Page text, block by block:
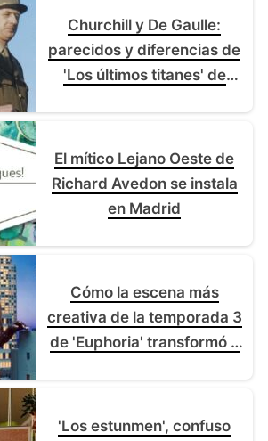
Churchill y De Gaulle:
parecidos y diferencias de
'Los últimos titanes' de
El mítico Lejano Oeste de
Richard Avedon se instala
en Madrid
Cómo la escena más
creativa de la temporada 3
de 'Euphoria' transformó a
de artesanía
'Los estunmen', confuso